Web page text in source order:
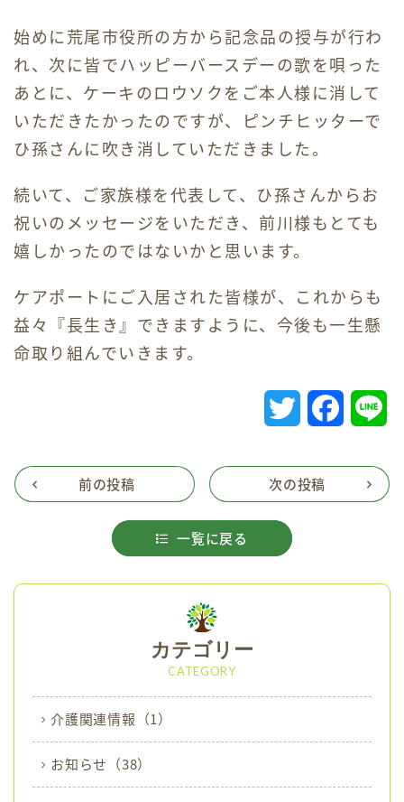
始めに荒尾市役所の方から記念品の授与が行わ
れ、次に皆でハッピーバースデーの歌を唄った
あとに、ケーキのロウソクをご本人様に消して
いただきたかったのですが、ピンチヒッターで
ひ孫さんに吹き消していただきました。
続いて、ご家族様を代表して、ひ孫さんからお
祝いのメッセージをいただき、前川様もとても
嬉しかったのではないかと思います。
ケアポートにご入居された皆様が、これからも
益々『長生き』できますように、今後も一生懸
命取り組んでいきます。
i
e o
n
前の投稿
一覧に戻る
次の投稿
カテゴリー
CATEGORY
介護関連情報 （1）
お知らせ （38）
お問い合わせ
お知らせ・ブログ
プライバシーポリシー
重要事項説明書
新生翠病院
白寿園
小規模多機能ホーム